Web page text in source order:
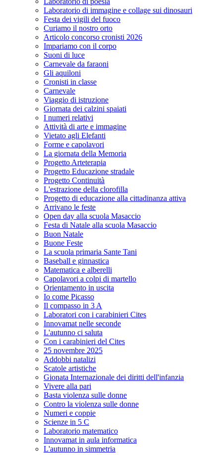
Laboratorio di immagine e collage sui dinosauri
Festa dei vigili del fuoco
Curiamo il nostro orto
Articolo concorso cronisti 2026
Impariamo con il corpo
Suoni di luce
Carnevale da faraoni
Gli aquiloni
Cronisti in classe
Carnevale
Viaggio di istruzione
Giornata dei calzini spaiati
I numeri relativi
Attività di arte e immagine
Vietato agli Elefanti
Forme e capolavori
La giornata della Memoria
Progetto Arteterapia
Progetto Educazione stradale
Progetto Continuità
L'estrazione della clorofilla
Progetto di educazione alla cittadinanza attiva
Arrivano le feste
Open day alla scuola Masaccio
Festa di Natale alla scuola Masaccio
Buon Natale
Buone Feste
La scuola primaria Sante Tani
Baseball e ginnastica
Matematica e alberelli
Capolavori a colpi di martello
Orientamento in uscita
Io come Picasso
Il compasso in 3 A
Laboratori con i carabinieri Cites
Innovamat nelle seconde
L'autunno ci saluta
Con i carabinieri del Cites
25 novembre 2025
Addobbi natalizi
Scatole artistiche
Gionata Internazionale dei diritti dell'infanzia
Vivere alla pari
Basta violenza sulle donne
Contro la violenza sulle donne
Numeri e coppie
Scienze in 5 C
Laboratorio matematico
Innovamat in aula informatica
L'autunno in simmetria